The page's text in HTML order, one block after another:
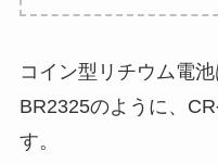
コイン型リチウム電
BR2325のように、
す。